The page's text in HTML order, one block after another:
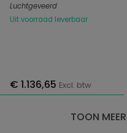
Luchtgeveerd
Uit voorraad leverbaar
€ 1.136,65 Excl. btw
TOON